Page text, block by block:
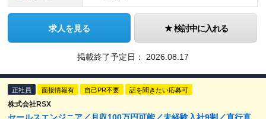
求人を見る 検討中に入れる
掲載終了予定日： 2026.08.17
正社員 面接情報有 自己PR不要 話を聞きたい応募可
株式会社RSX